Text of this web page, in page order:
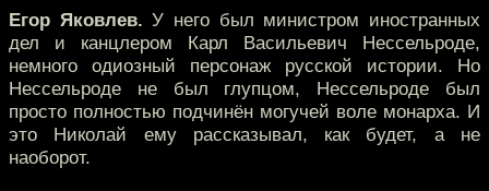
Егор Яковлев. У него был министром иностранных
дел и канцлером Карл Васильевич Нессельроде,
немного одиозный персонаж русской истории. Но
Нессельроде не был глупцом, Нессельроде был
просто полностью подчинён могучей воле монарха. И
это Николай ему рассказывал, как будет, а не
наоборот.